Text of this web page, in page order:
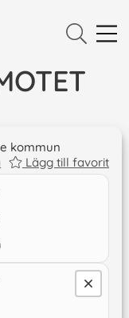
kommun
Lägg till favorit